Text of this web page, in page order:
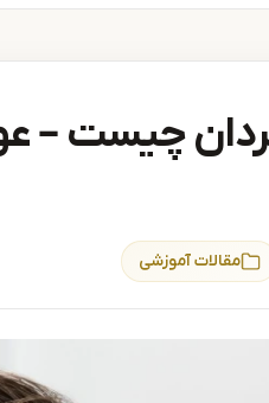
چیست –
مقالات آموزشی